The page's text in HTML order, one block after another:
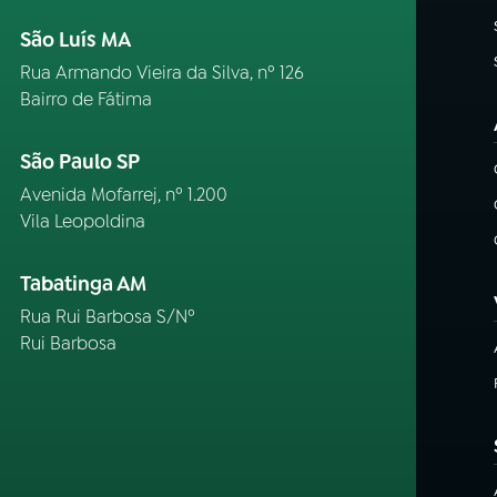
São Luís MA
Rua Armando Vieira da Silva, nº 126
Bairro de Fátima
São Paulo SP
Avenida Mofarrej, nº 1.200
Vila Leopoldina
Tabatinga AM
Rua Rui Barbosa S/Nº
Rui Barbosa